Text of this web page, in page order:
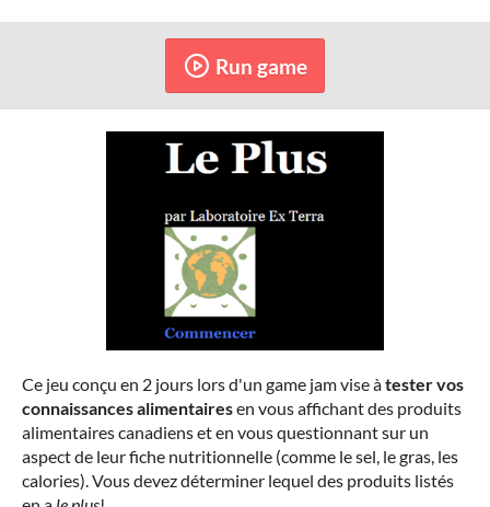
Run game
Ce jeu conçu en 2 jours lors d'un game jam vise àtester vos
connaissances alimentairesen vous affichant des produits
alimentaires canadiens et en vous questionnant sur un
aspect de leur fiche nutritionnelle (comme le sel, le gras, les
calories). Vous devez déterminer lequel des produits listés